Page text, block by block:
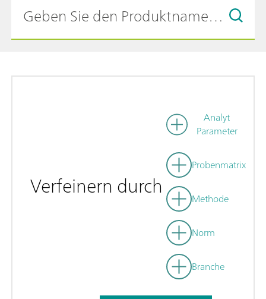
Verfeinern durch
Analyt
Parameter
Probenmatrix
Methode
Norm
Branche